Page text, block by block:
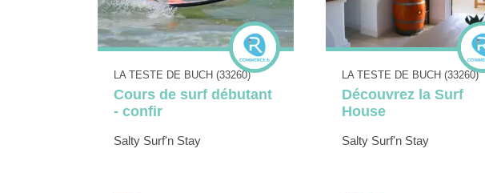
LA TESTE DE BUCH (33260)
Cours de surf débutant
- confir
Salty Surf'n Stay
LA TESTE DE BUCH (33260)
Découvrez la Surf
House
Salty Surf'n Stay